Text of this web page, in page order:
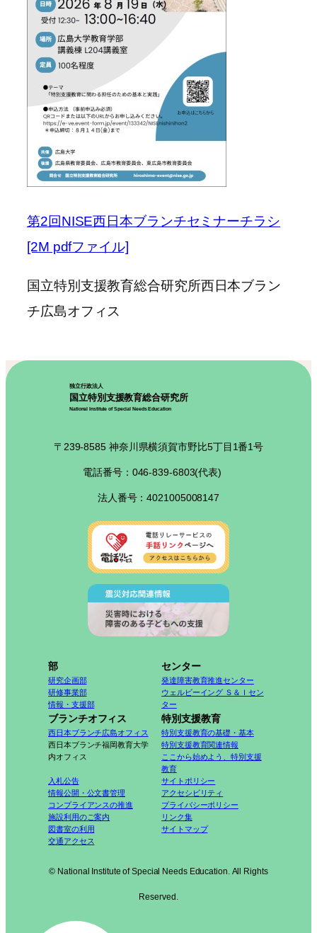
第2回NISE西日本ブランチセミナーチラシ
[2M pdfファイル]
国立特別支援教育総合研究所西日本ブラン
チ広島オフィス
独立行政法人
国立特別支援教育総合研究所
National Institute of Special Needs Education
〒239-8585 神奈川県横須賀市野比5丁目1番1号
電話番号：046-839-6803(代表)
法人番号：4021005008147
部
研究企画部
研修事業部
情報・支援部
センター
発達障害教育推進センター
ウェルビーイング Ｓ＆Ｉセン
ター
ブランチオフィス
西日本ブランチ広島オフィス
西日本ブランチ福岡教育大学
内オフィス
特別支援教育
特別支援教育の基礎・基本
特別支援教育関連情報
ここから始めよう、特別支援
教育
入札公告
情報公開・公文書管理
コンプライアンスの推進
施設利用のご案内
図書室の利用
交通アクセス
サイトポリシー
アクセシビリティ
プライバシーポリシー
リンク集
サイトマップ
© National Institute of Special Needs Education. All Rights
Reserved.